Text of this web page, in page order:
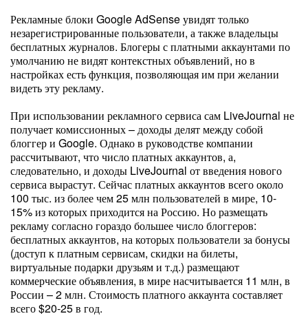
Рекламные блоки Google AdSense увидят только
незарегистрированные пользователи, а также владельцы
бесплатных журналов. Блогеры с платными аккаунтами по
умолчанию не видят контекстных объявлений, но в
настройках есть функция, позволяющая им при желании
видеть эту рекламу.
При использовании рекламного сервиса сам LiveJournal не
получает комиссионных – доходы делят между собой
блоггер и Google. Однако в руководстве компании
рассчитывают, что число платных аккаунтов, а,
следовательно, и доходы LiveJournal от введения нового
сервиса вырастут. Сейчас платных аккаунтов всего около
100 тыс. из более чем 25 млн пользователей в мире, 10-
15% из которых приходится на Россию. Но размещать
рекламу согласно гораздо большее число блоггеров:
бесплатных аккаунтов, на которых пользователи за бонусы
(доступ к платным сервисам, скидки на билеты,
виртуальные подарки друзьям и т.д.) размещают
коммерческие объявления, в мире насчитывается 11 млн, в
России – 2 млн. Стоимость платного аккаунта составляет
всего $20-25 в год.